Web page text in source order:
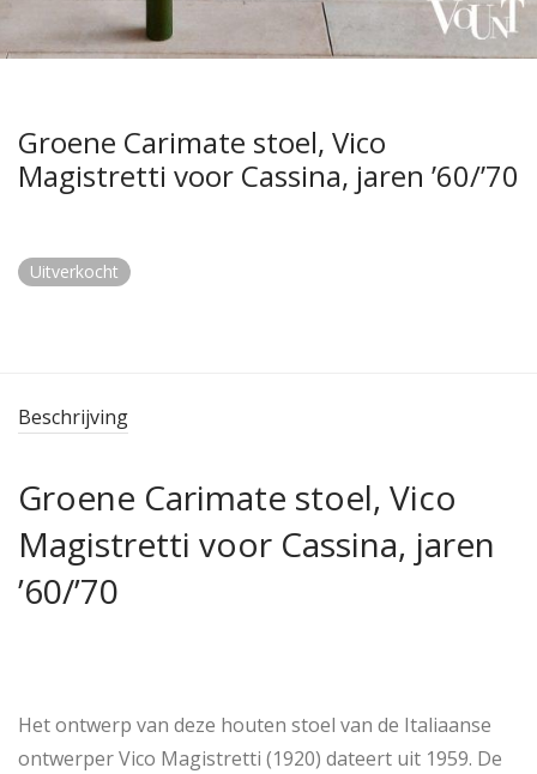
Groene Carimate stoel, Vico
Magistretti voor Cassina, jaren ’60/’70
Uitverkocht
Beschrijving
Groene Carimate stoel, Vico
Magistretti voor Cassina, jaren
’60/’70
Het ontwerp van deze houten stoel van de Italiaanse
ontwerper Vico Magistretti (1920) dateert uit 1959. De